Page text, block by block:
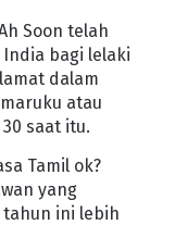
Soon telah
bagi lelaki
dalam
atau
saat itu.
Tamil ok?
yang
tahun ini lebih